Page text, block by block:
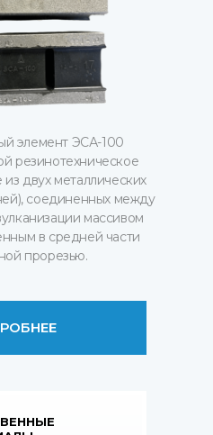
элемент ЭСА-100
резинотехническое
двух металлических
соединенных между
массивом
в средней части
прорезью.